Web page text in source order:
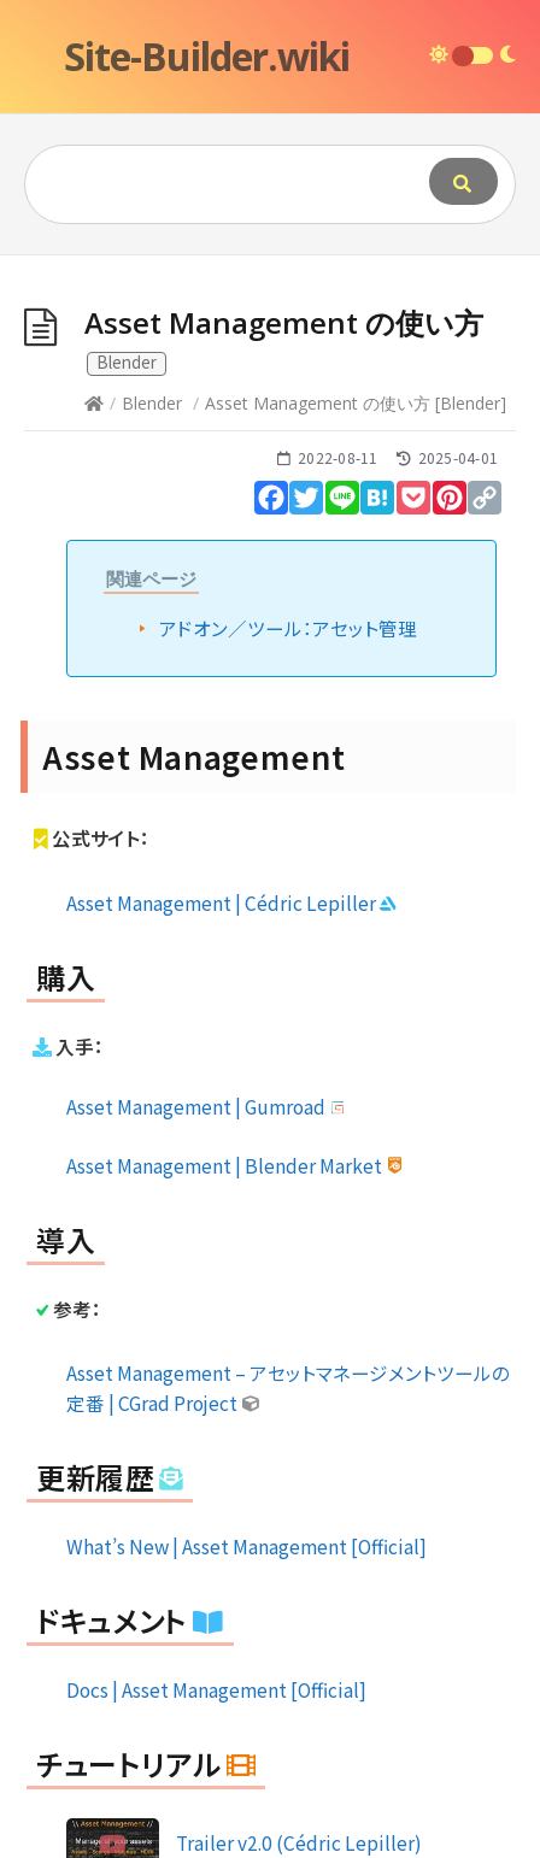
Site-Builder.wiki
Asset Management の使い方
Blender
/ Blender / Asset Management の使い方 [Blender]
2022-08-11 2025-04-01
Facebook
Twitter
Line HatenaPocket
関連ページ
アドオン／ツール：アセット管理
Asset Management
公式サイト：
Asset Management | Cédric Lepiller
購入
入手：
Asset Management | Gumroad
Asset Management | Blender Market
導入
参考：
Asset Management – アセットマネージメントツールの
定番 | CGrad Project
更新履歴
What’s New | Asset Management [Official]
ドキュメント
Docs | Asset Management [Official]
チュートリアル
Trailer v2.0 (Cédric Lepiller)